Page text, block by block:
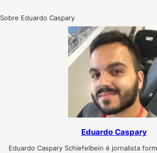
Sobre Eduardo Caspary
Eduardo Caspary
Eduardo Caspary Schiefelbein é jornalista